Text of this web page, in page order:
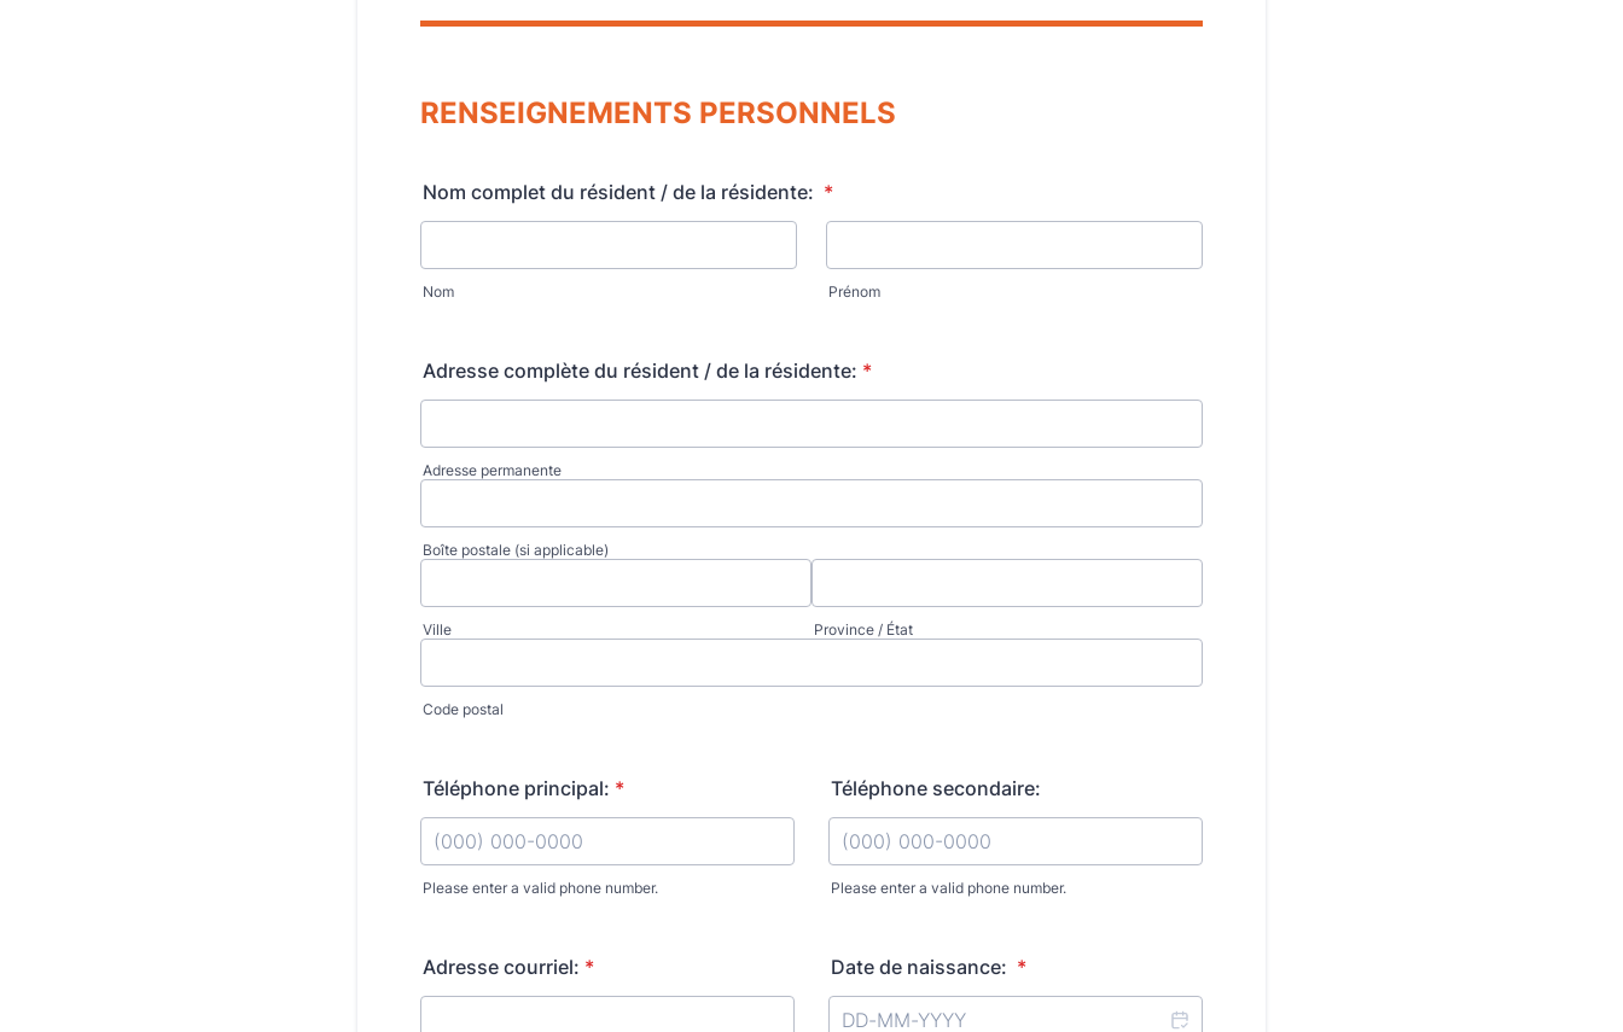
RENSEIGNEMENTS PERSONNELS
Nom complet du résident / de la résidente: *
Nom Prénom
Adresse complète du résident / de la résidente: *
Adresse permanente
Boîte postale (si applicable)
Ville Province / État
Code postal
Téléphone principal: *
Please enter a valid phone number.
Téléphone secondaire:
Please enter a valid phone number.
Adresse courriel: * Date de naissance: *